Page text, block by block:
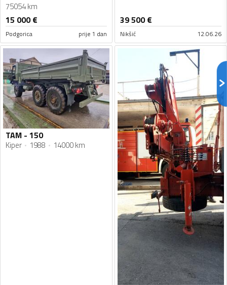
75054 km
15 000€
Podgorica prije 1 dan
39 500€
Nikšić 12.06.26
TAM - 150
Kiper 1988 14000 km